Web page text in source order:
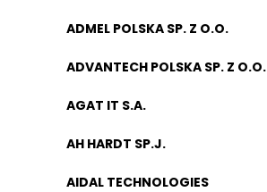
ADMEL POLSKA SP. Z O.O.
ADVANTECH POLSKA SP. Z O.O.
AGAT IT S.A.
AH HARDT SP.J.
AIDAL TECHNOLOGIES